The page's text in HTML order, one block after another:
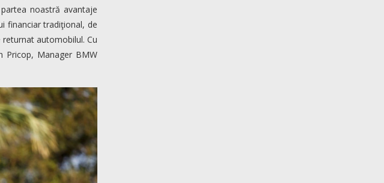
noastră avantaje
financiar tradiţional, de
automobilul. Cu
Pricop, Manager BMW